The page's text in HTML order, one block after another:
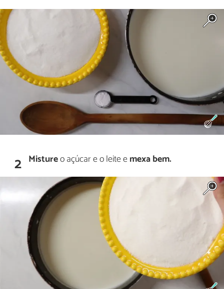
2 Mistureo açúcar e o leite emexa bem.